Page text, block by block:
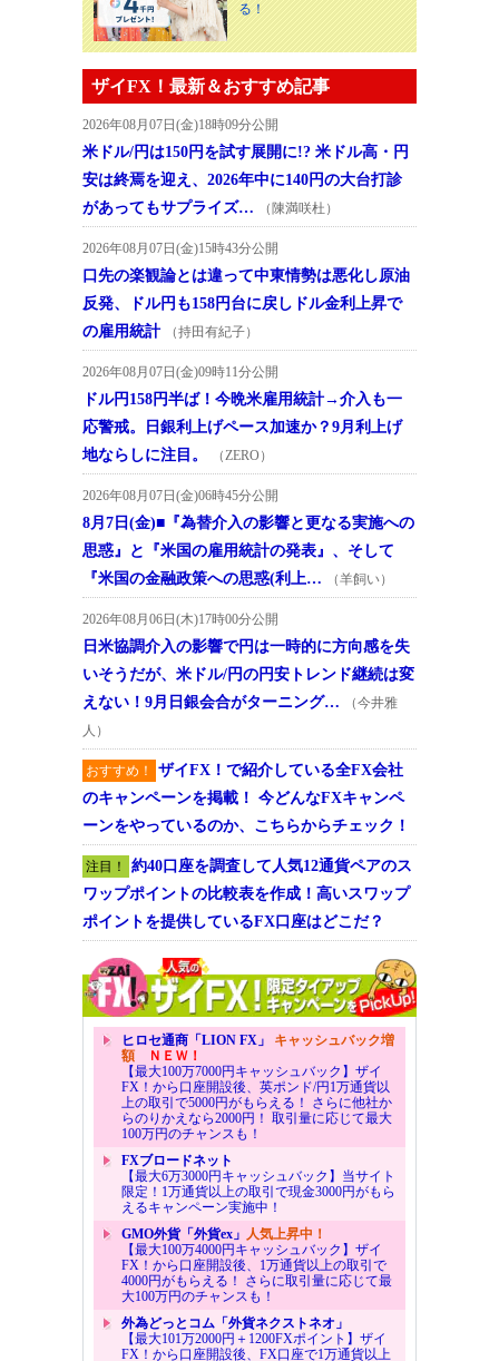
る！
ザイFX！最新＆おすすめ記事
2026年08月07日(金)18時09分公開
米ドル/円は150円を試す展開に!? 米ドル高・円
安は終焉を迎え、2026年中に140円の大台打診
があってもサプライズ…
（陳満咲杜）
2026年08月07日(金)15時43分公開
口先の楽観論とは違って中東情勢は悪化し原油
反発、ドル円も158円台に戻しドル金利上昇で
の雇用統計
（持田有紀子）
2026年08月07日(金)09時11分公開
ドル円158円半ば！今晩米雇用統計→介入も一
応警戒。日銀利上げペース加速か？9月利上げ
地ならしに注目。
（ZERO）
2026年08月07日(金)06時45分公開
8月7日(金)■『為替介入の影響と更なる実施への
思惑』と『米国の雇用統計の発表』、そして
『米国の金融政策への思惑(利上…
（羊飼い）
2026年08月06日(木)17時00分公開
日米協調介入の影響で円は一時的に方向感を失
いそうだが、米ドル/円の円安トレンド継続は変
えない！9月日銀会合がターニング…
（今井雅
人）
おすすめ！
ザイFX！で紹介している全FX会社
のキャンペーンを掲載！ 今どんなFXキャンペ
ーンをやっているのか、こちらからチェック！
注目！
約40口座を調査して人気12通貨ペアのス
ワップポイントの比較表を作成！高いスワップ
ポイントを提供しているFX口座はどこだ？
ヒロセ通商「LION FX」 キャッシュバック増
額ＮＥＷ！
【最大100万7000円キャッシュバック】ザイ
FX！から口座開設後、英ポンド/円1万通貨以
上の取引で5000円がもらえる！ さらに他社か
らのりかえなら2000円！ 取引量に応じて最大
100万円のチャンスも！
FXブロードネット
【最大6万3000円キャッシュバック】当サイト
限定！1万通貨以上の取引で現金3000円がもら
えるキャンペーン実施中！
GMO外貨「外貨ex」 人気上昇中！
【最大100万4000円キャッシュバック】ザイ
FX！から口座開設後、1万通貨以上の取引で
4000円がもらえる！ さらに取引量に応じて最
大100万円のチャンスも！
外為どっとコム「外貨ネクストネオ」
【最大101万2000円＋1200FXポイント】ザイ
FX！から口座開設後、FX口座で1万通貨以上